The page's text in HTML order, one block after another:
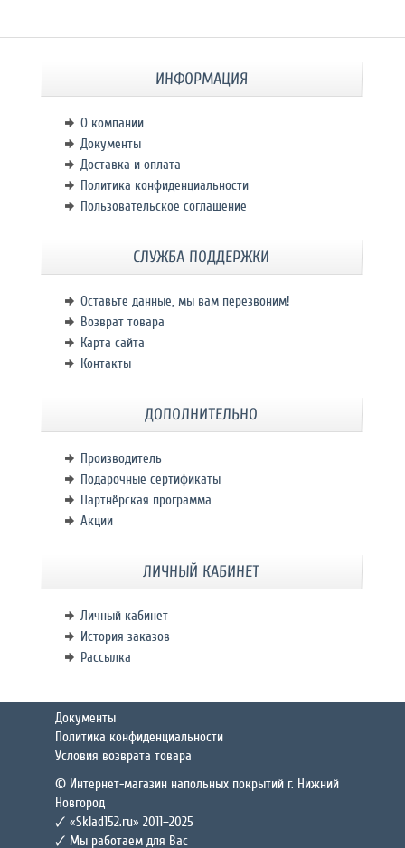
ИНФОРМАЦИЯ
О компании
Документы
Доставка и оплата
Политика конфиденциальности
Пользовательское соглашение
СЛУЖБА ПОДДЕРЖКИ
Оставьте данные, мы вам перезвоним!
Возврат товара
Карта сайта
Контакты
ДОПОЛНИТЕЛЬНО
Производитель
Подарочные сертификаты
Партнёрская программа
Акции
ЛИЧНЫЙ КАБИНЕТ
Личный кабинет
История заказов
Рассылка
Документы
Политика конфиденциальности
Условия возврата товара
© Интернет-магазин напольных покрытий г. Нижний
Новгород
🗸 «Sklad152.ru» 2011–2025
🗸 Мы работаем для Вас